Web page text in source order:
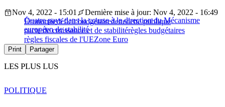
Quatre pays dans la course à la direction du Mécanisme
européen de stabilité
Nov 4, 2022 - 15:01
Dernière mise à jour: Nov 4, 2022 - 16:49
Économiedéficit budgétairedettedette publique
pacte de croissance et de stabilitérègles budgétaires
règles fiscales de l'UEZone Euro
Print Partager
LES PLUS LUS
POLITIQUE